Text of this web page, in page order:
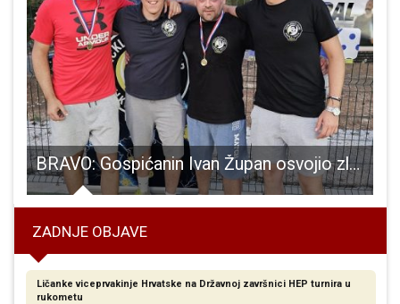
BRAVO: Gospićanin Ivan Župan osvojio zlato na Braču u Milni
ZADNJE OBJAVE
Ličanke viceprvakinje Hrvatske na Državnoj završnici HEP turnira u
rukometu